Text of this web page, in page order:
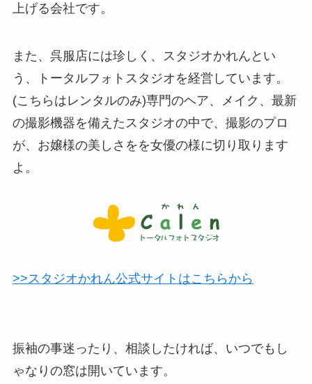
上げる会社です。
また、呉服店には珍しく、スタジオかれんとい
う、トータルフォトスタジオを経営しています。
(こちらはレンタルのみ)専門のヘア、メイク、最新
の撮影機器を備えたスタジオの中で、撮影のプロ
が、お嬢様の美しさをを女優の様に切り取ります
よ。
>>スタジオかれん公式サイトはこちらから
振袖の事迷ったり、相談したければ、いつでもし
ゃなりの窓は開いています。